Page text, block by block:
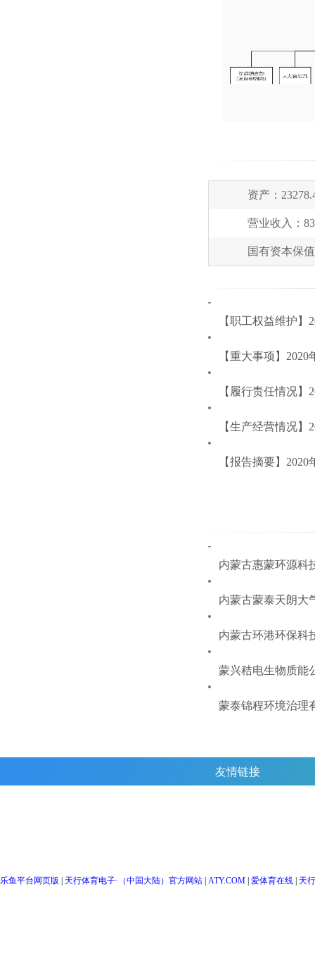
资产：
营业收入：
国有资本保
【职工权益维护】
【重大事项】2020
【履行责任情况】
【生产经营情况】
【报告摘要】
内蒙古惠蒙环源科
内蒙古蒙泰天朗大
内蒙古环港环保科
蒙兴秸电生物质能
蒙泰锦程环境治理
友情链接
乐鱼平台网页版 | 天行体育电子·（中国大陆）官方网站 | ATY.COM | 爱体育在线 | 天